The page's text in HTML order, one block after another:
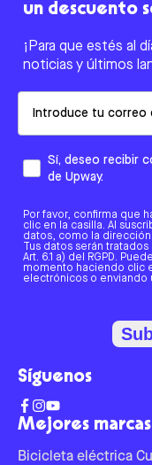
Mejores marcas
Bicicleta eléctrica
un descuento
¡Para que estés al
noticias y últimos
Sí, deseo recibir
de Upway.
Por favor, confirma que
clic en la casilla. Al
datos, como la
Tus datos serán
Art. 6.1 a) del RGPD.
momento haciendo clic
electrónicos o enviando
Síguenos